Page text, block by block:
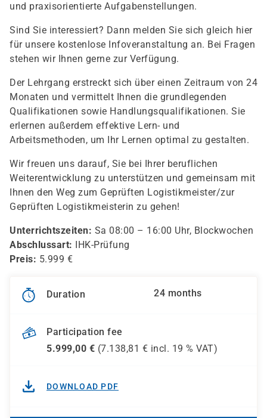
und praxisorientierte Aufgabenstellungen.
Sind Sie interessiert? Dann melden Sie sich gleich hier
für unsere kostenlose Infoveranstaltung an. Bei Fragen
stehen wir Ihnen gerne zur Verfügung.
Der Lehrgang erstreckt sich über einen Zeitraum von 24
Monaten und vermittelt Ihnen die grundlegenden
Qualifikationen sowie Handlungsqualifikationen. Sie
erlernen außerdem effektive Lern- und
Arbeitsmethoden, um Ihr Lernen optimal zu gestalten.
Wir freuen uns darauf, Sie bei Ihrer beruflichen
Weiterentwicklung zu unterstützen und gemeinsam mit
Ihnen den Weg zum Geprüften Logistikmeister/zur
Geprüften Logistikmeisterin zu gehen!
Unterrichtszeiten: Sa 08:00 – 16:00 Uhr, Blockwochen
Abschlussart: IHK-Prüfung
Preis: 5.999 €
Duration 24 months
Participation fee
5.999,00 € (7.138,81 € incl. 19 % VAT)
DOWNLOAD PDF